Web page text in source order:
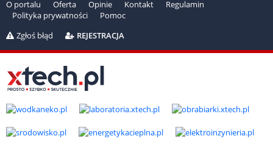
O portalu Oferta Opinie Kontakt
Regulamin
Polityka prywatności
Pomoc
Zgłoś błąd
REJESTRACJA